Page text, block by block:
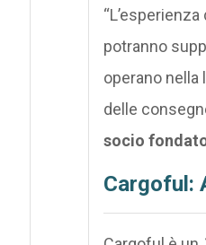
potranno
operano
delle
socio
Cargoful: